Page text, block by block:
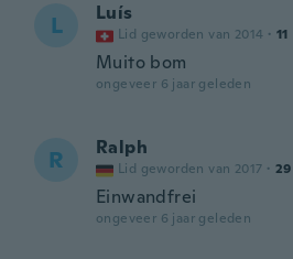
L Luís
Lid geworden van 2014 · 11
Muito bom
ongeveer 6 jaar geleden
R Ralph
Lid geworden van 2017 · 29
Einwandfrei
ongeveer 6 jaar geleden